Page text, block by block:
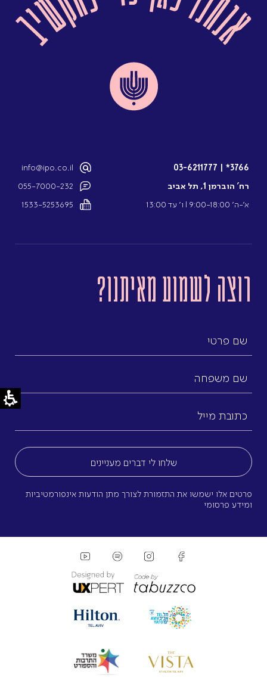
3766*
03-6211777
רח’ הוברמן 1, תל אביב
א’-ה’ 9:00-18:00 l ו’ עד 13:00
info@ipo.co.il
055-7000-232
1533-5253695
רוצה לשמוע מאיתנו?
פרטים אלו ישמשו את התזמורת לצורך מתן הודעות אינפורמטיביות
ומידע פרסומי